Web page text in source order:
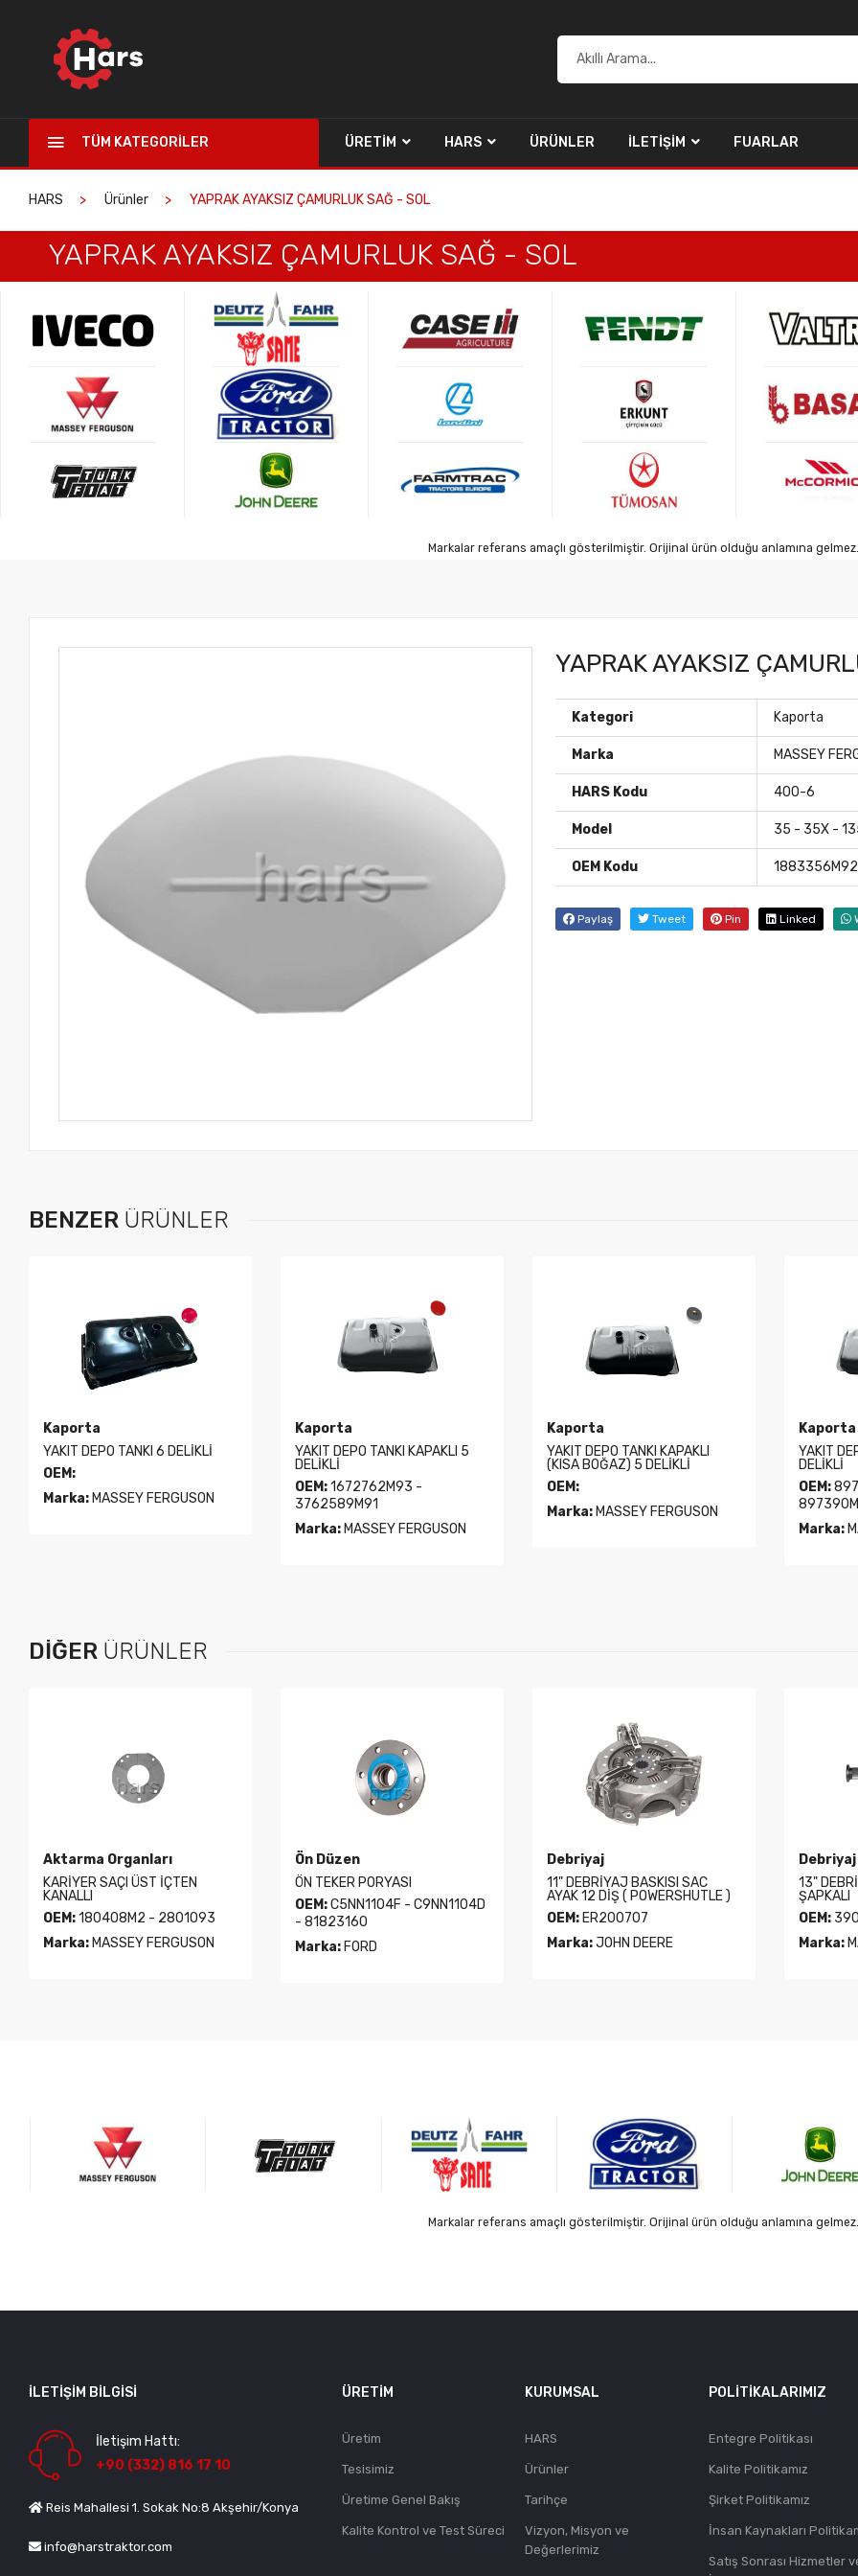
TÜM KATEGORILER ÜRETIM HARS ÜRÜNLER İLETIŞIM FUARLAR
HARS Ürünler YAPRAK AYAKSIZ ÇAMURLUK SAĞ - SOL
YAPRAK AYAKSIZ ÇAMURLUK SAĞ - SOL
Markalar referans amaçlı gösterilmiştir. Orijinal ürün olduğu anlamına gelmez.
YAPRAK AYAKSIZ
Kategori Kaporta
Marka MASSEY
HARS Kodu 400-6
Model 35 - 35X -
OEM Kodu 1883356M92
Paylaş Tweet Pin Linked
BENZER ÜRÜNLER
Kaporta
YAKIT DEPO TANKI 6 DELİKLİ
OEM:
Marka: MASSEY FERGUSON
Kaporta
YAKIT DEPO TANKI KAPAKLI 5
DELİKLİ
OEM:1672762M93 -
3762589M91
Marka:MASSEY FERGUSON
Kaporta
YAKIT DEPO TANKI KAPAKLI
(KISA BOĞAZ) 5 DELİKLİ
OEM:
Marka:MASSEY FERGUSON
Kaporta
YAKIT
DELİKLİ
OEM:
Marka:
DIĞER ÜRÜNLER
Aktarma Organları
KARİYER SAÇI ÜST İÇTEN
KANALLI
OEM:180408M2 - 2801093
Marka: MASSEY FERGUSON
Ön Düzen
ÖN TEKER PORYASI
OEM:C5NN1104F - C9NN1104D
- 81823160
Marka:FORD
Debriyaj
11" DEBRİYAJ BASKISI SAC
AYAK 12 DİŞ ( POWERSHUTLE )
OEM:ER200707
Marka:JOHN DEERE
Debriyaj
13"
ŞAPKALI
OEM:
Marka:
Markalar referans amaçlı gösterilmiştir. Orijinal ürün olduğu anlamına gelmez.
İLETIŞIM BILGISI
İletişim Hattı:
+90 (332) 816 17 10
Reis Mahallesi 1. Sokak No:8 Akşehir/Konya
info@harstraktor.com
ÜRETIM
Üretim
Tesisimiz
Üretime Genel Bakış
Kalite Kontrol ve Test Süreci
KURUMSAL
HARS
Ürünler
Tarihçe
Vizyon, Misyon ve
Değerlerimiz
POLITIKALARIMIZ
Entegre Politikası
Kalite Politikamız
Şirket Politikamız
İnsan Kaynakları
Satış Sonrası Hizmetler